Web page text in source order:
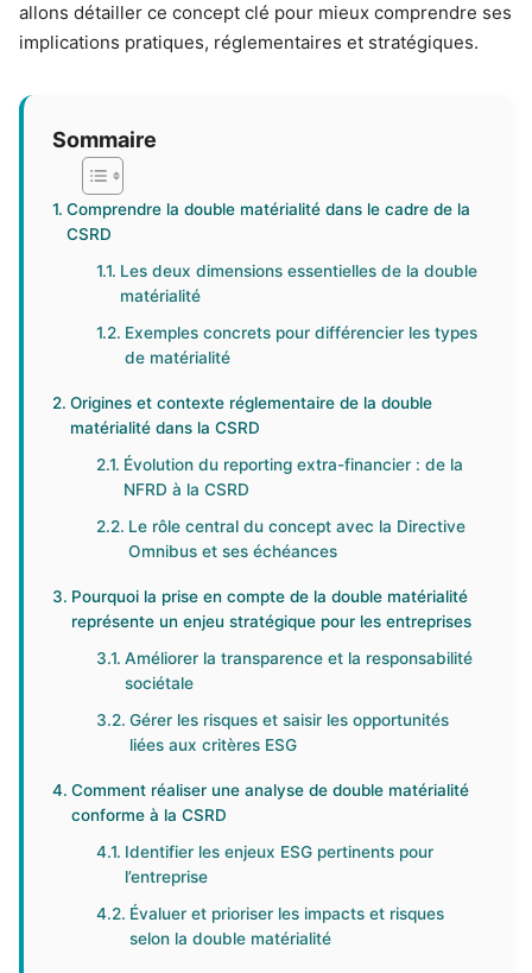
allons détailler ce concept clé pour mieux comprendre ses
implications pratiques, réglementaires et stratégiques.
Sommaire
Comprendre la double matérialité dans le cadre de la
CSRD
Les deux dimensions essentielles de la double
matérialité
Exemples concrets pour différencier les types
de matérialité
Origines et contexte réglementaire de la double
matérialité dans la CSRD
Évolution du reporting extra-financier : de la
NFRD à la CSRD
Le rôle central du concept avec la Directive
Omnibus et ses échéances
Pourquoi la prise en compte de la double matérialité
représente un enjeu stratégique pour les entreprises
Améliorer la transparence et la responsabilité
sociétale
Gérer les risques et saisir les opportunités
liées aux critères ESG
Comment réaliser une analyse de double matérialité
conforme à la CSRD
Identifier les enjeux ESG pertinents pour
l’entreprise
Évaluer et prioriser les impacts et risques
selon la double matérialité